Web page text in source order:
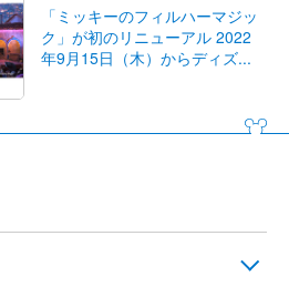
「ミッキーのフィルハーマジッ
ク」が初のリニューアル 2022
年9月15日（木）からディズ...